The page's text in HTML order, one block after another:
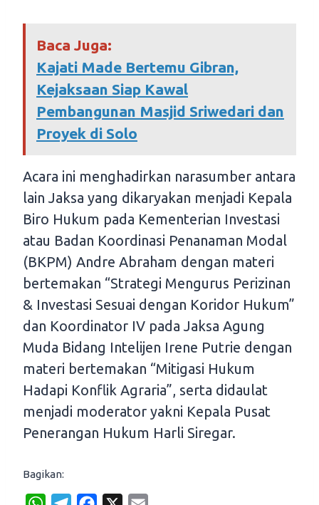
Baca Juga:
Kajati Made Bertemu Gibran,
Kejaksaan Siap Kawal
Pembangunan Masjid Sriwedari dan
Proyek di Solo
Acara ini menghadirkan narasumber antara
lain Jaksa yang dikaryakan menjadi Kepala
Biro Hukum pada Kementerian Investasi
atau Badan Koordinasi Penanaman Modal
(BKPM) Andre Abraham dengan materi
bertemakan “Strategi Mengurus Perizinan
& Investasi Sesuai dengan Koridor Hukum”
dan Koordinator IV pada Jaksa Agung
Muda Bidang Intelijen Irene Putrie dengan
materi bertemakan “Mitigasi Hukum
Hadapi Konflik Agraria”, serta didaulat
menjadi moderator yakni Kepala Pusat
Penerangan Hukum Harli Siregar.
Bagikan: